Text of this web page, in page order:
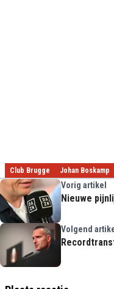
Club Brugge Johan Boskamp
Vorig artikel
Nieuwe
Volgend